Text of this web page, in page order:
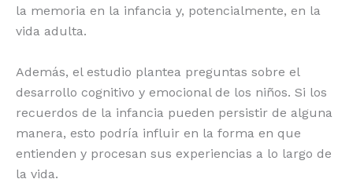
la memoria en la infancia y, potencialmente, en la
vida adulta.
Además, el estudio plantea preguntas sobre el
desarrollo cognitivo y emocional de los niños. Si los
recuerdos de la infancia pueden persistir de alguna
manera, esto podría influir en la forma en que
entienden y procesan sus experiencias a lo largo de
la vida.